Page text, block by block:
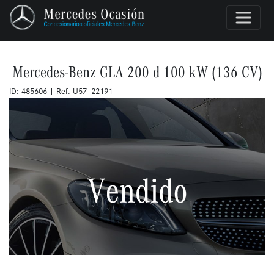
Mercedes-Benz GLA 200 d 100 kW (136 CV)
ID: 485606 | Ref. U57_22191